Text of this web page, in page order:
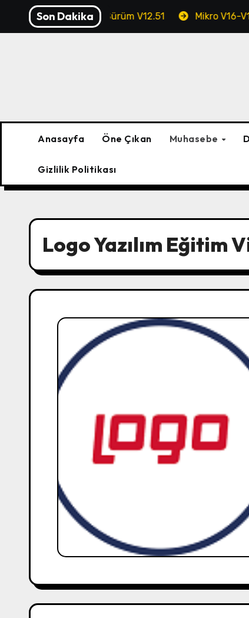
Son Dakika
– Profesyonel Sürüm V12.51 Mikro V16-V17
Anasayfa Öne Çıkan Muhasebe
Gizlilik Politikası
Logo Yazılım Eğitim